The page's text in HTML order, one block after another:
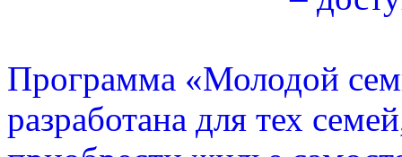
Программа «Молодой
разработана для тех